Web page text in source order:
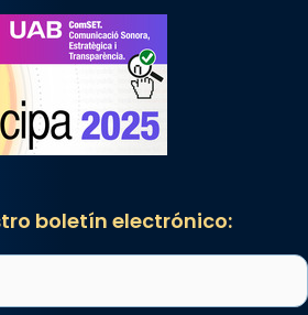
boletín electrónico: